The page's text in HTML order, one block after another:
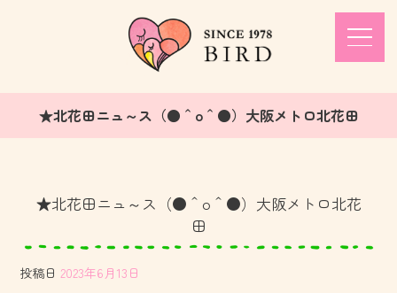
★北花田ニュ～ス（●＾o＾●）大阪メトロ北花田
★北花田ニュ～ス（●＾o＾●）大阪メトロ北花
田
投稿日 2023年6月13日